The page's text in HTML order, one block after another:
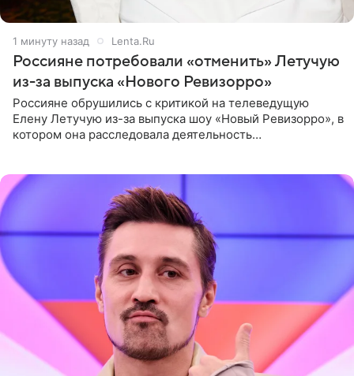
1 минуту назад Lenta.Ru
Россияне потребовали «отменить» Летучую
из-за выпуска «Нового Ревизорро»
Россияне обрушились с критикой на телеведущую
Елену Летучую из-за выпуска шоу «Новый Ревизорро», в
котором она расследовала деятельность